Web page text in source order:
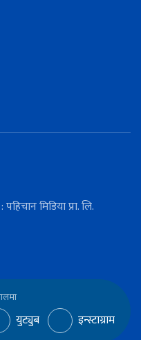
मिडिया प्रा. लि.
युट्युब इन्स्टाग्राम